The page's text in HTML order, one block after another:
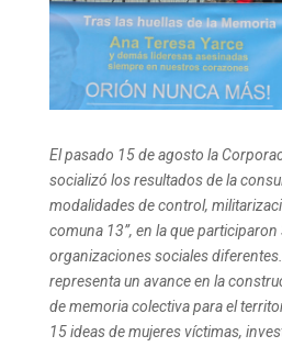
El pasado 15 de agosto la
socializó los resultados de la
modalidades de control,
comuna 13”, en la que
organizaciones sociales
representa un avance en la
de memoria colectiva para el
15 ideas de mujeres víctimas,